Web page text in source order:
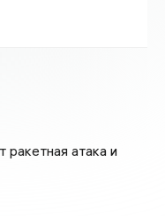
ракетная атака и